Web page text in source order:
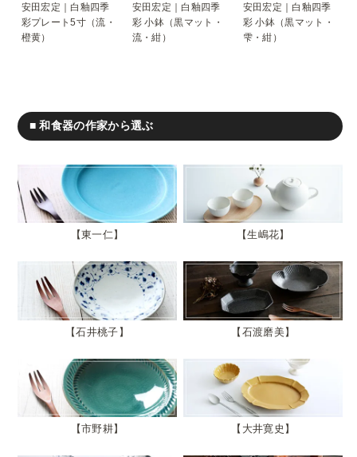
安田宏定｜白釉四季
彩プレート5寸（流・
橙黄）
安田宏定｜白釉四季
彩 小鉢（黒マット・
流・紺）
安田宏定｜白釉四季
彩 小鉢（黒マット・
雫・紺）
■ 和食器の作家から選ぶ
東一仁 生嶋花
石井桃子 石渡磨美
市野耕 大井寛史